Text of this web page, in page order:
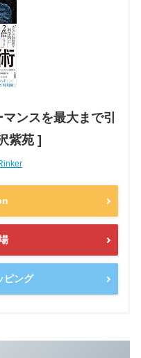
ンスを最大まで引
紫苑 ]
ピング